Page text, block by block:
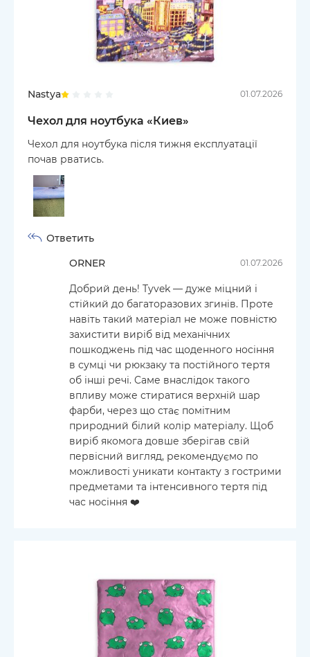
Nastya 01.07.2026
Чехол для ноутбука «Киев»
Чехол для ноутбука після тижня експлуатації
почав рватись.
Ответить
ORNER
01.07.2026
Добрий день! Tyvek — дуже міцний і
стійкий до багаторазових згинів. Проте
навіть такий матеріал не може повністю
захистити виріб від механічних
пошкоджень під час щоденного носіння
в сумці чи рюкзаку та постійного тертя
об інші речі. Cаме внаслідок такого
впливу може стиратися верхній шар
фарби, через що стає помітним
природний білий колір матеріалу. Щоб
виріб якомога довше зберігав свій
первісний вигляд, рекомендуємо по
можливості уникати контакту з гострими
предметами та інтенсивного тертя під
час носіння ❤️